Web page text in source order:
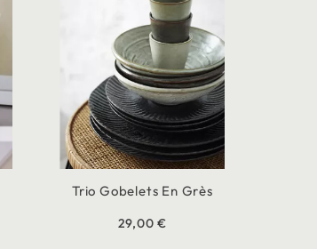
Trio Gobelets En Grès
29,00 €